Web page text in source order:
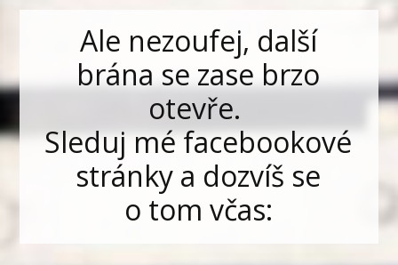
Ale nezoufej, další
brána se zase brzo
otevře.
Sleduj mé facebookové
stránky a dozvíš se
o tom včas: